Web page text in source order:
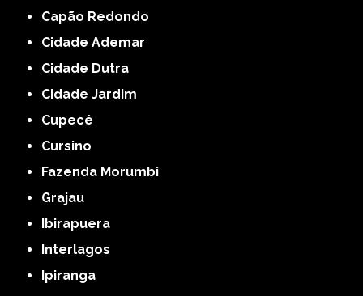
Capão Redondo
Cidade Ademar
Cidade Dutra
Cidade Jardim
Cupecê
Cursino
Fazenda Morumbi
Grajau
Ibirapuera
Interlagos
Ipiranga